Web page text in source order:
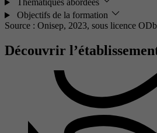
Thématiques abordées
Objectifs de la formation
Source : Onisep, 2023, sous licence
Découvrir